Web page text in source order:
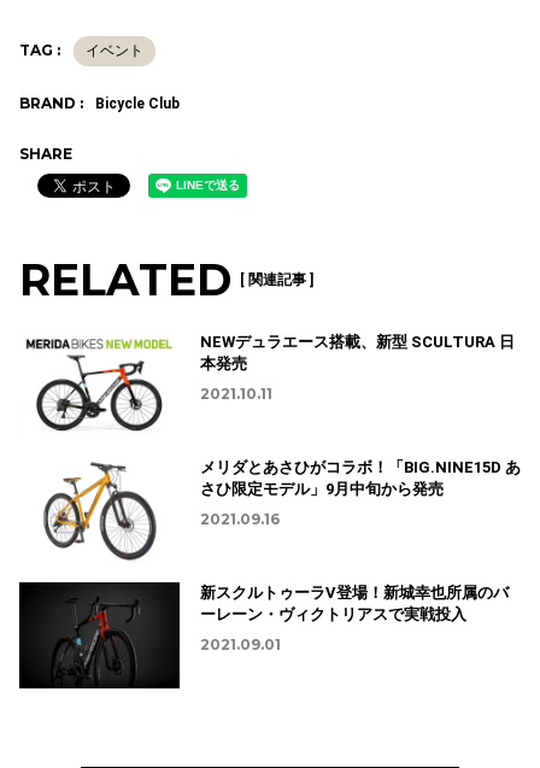
TAG : イベント
BRAND : Bicycle Club
SHARE
RELATED [ 関連記事 ]
NEWデュラエース搭載、新型 SCULTURA 日
本発売
2021.10.11
メリダとあさひがコラボ！「BIG.NINE15D あ
さひ限定モデル」9月中旬から発売
2021.09.16
新スクルトゥーラV登場！新城幸也所属のバ
ーレーン・ヴィクトリアスで実戦投入
2021.09.01